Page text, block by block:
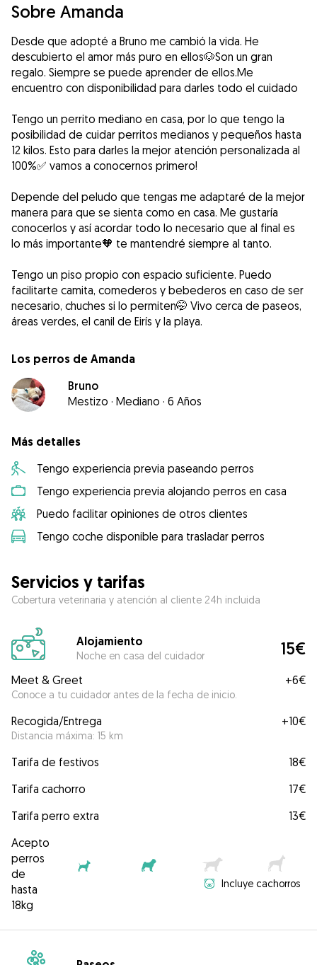
Sobre Amanda
Desde que adopté a Bruno me cambió la vida. He
descubierto el amor más puro en ellos🐶Son un gran
regalo. Siempre se puede aprender de ellos.Me
encuentro con disponibilidad para darles todo el cuidado
Tengo un perrito mediano en casa, por lo que tengo la
posibilidad de cuidar perritos medianos y pequeños hasta
12 kilos. Esto para darles la mejor atención personalizada al
100%✅ vamos a conocernos primero!
Depende del peludo que tengas me adaptaré de la mejor
manera para que se sienta como en casa. Me gustaría
conocerlos y así acordar todo lo necesario que al final es
lo más importante🧡 te mantendré siempre al tanto.
Tengo un piso propio con espacio suficiente. Puedo
facilitarte camita, comederos y bebederos en caso de ser
necesario, chuches si lo permiten🤭 Vivo cerca de paseos,
áreas verdes, el canil de Eirís y la playa.
Los perros de Amanda
Bruno
Mestizo · Mediano · 6 Años
Más detalles
Tengo experiencia previa paseando perros
Tengo experiencia previa alojando perros en casa
Puedo facilitar opiniones de otros clientes
Tengo coche disponible para trasladar perros
Servicios y tarifas
Cobertura veterinaria y atención al cliente 24h incluida
Alojamiento
Noche en casa del cuidador 15€
Meet & Greet
Conoce a tu cuidador antes de la fecha de inicio.
+6€
Recogida/Entrega
Distancia máxima: 15 km
+10€
Tarifa de festivos
18€
Tarifa cachorro
17€
Tarifa perro extra
13€
Acepto
perros
de
hasta
18kg
Incluye cachorros